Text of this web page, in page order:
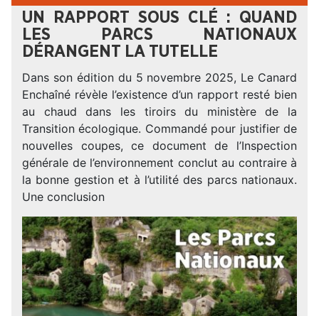
UN RAPPORT SOUS CLÉ : QUAND
LES PARCS NATIONAUX
DÉRANGENT LA TUTELLE
Dans son édition du 5 novembre 2025, Le Canard
Enchaîné révèle l’existence d’un rapport resté bien
au chaud dans les tiroirs du ministère de la
Transition écologique. Commandé pour justifier de
nouvelles coupes, ce document de l’Inspection
générale de l’environnement conclut au contraire à
la bonne gestion et à l’utilité des parcs nationaux.
Une conclusion